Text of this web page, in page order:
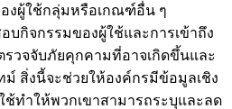
งผู้ใช้กลุ่มหรือเกณฑ์อื่น ๆ
บกิจกรรมของผู้ใช้และการเข้าถึง
รวจจับภัยคุกคามที่อาจเกิดขึ้นและ
ม์ สิ่งนี้จะช่วยให้องค์กรมีข้อมูลเชิง
ช้ทำให้พวกเขาสามารถระบุและลด